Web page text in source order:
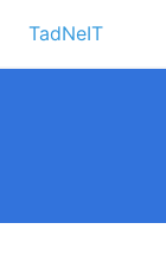
content
TadNeIT